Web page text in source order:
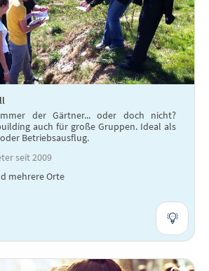
der Gärtner... oder doch nicht?
auch für große Gruppen. Ideal als
Betriebsausflug.
seit 2009
mehrere Orte